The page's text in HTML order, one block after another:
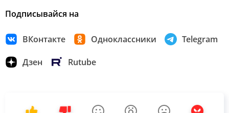
Подписывайся на
ВКонтакте Одноклассники Telegram
Дзен Rutube